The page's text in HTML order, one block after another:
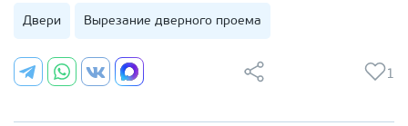
Двери Вырезание дверного проема
1